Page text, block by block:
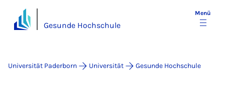
Gesunde Hochschule
Menü
Universität Paderborn Universität Gesunde Hochschule